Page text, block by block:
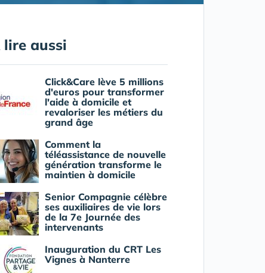
lire aussi
Click&Care lève 5 millions
d'euros pour transformer
l'aide à domicile et
revaloriser les métiers du
grand âge
Comment la
téléassistance de nouvelle
génération transforme le
maintien à domicile
Senior Compagnie célèbre
ses auxiliaires de vie lors
de la 7e Journée des
intervenants
Inauguration du CRT Les
Vignes à Nanterre